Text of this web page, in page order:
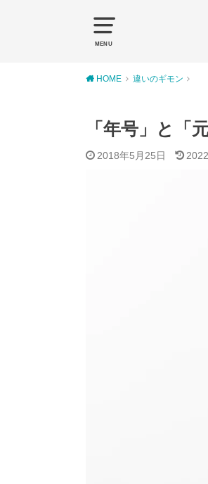
MENU
HOME 違いのギモン
「年号」と「
2018年5月25日